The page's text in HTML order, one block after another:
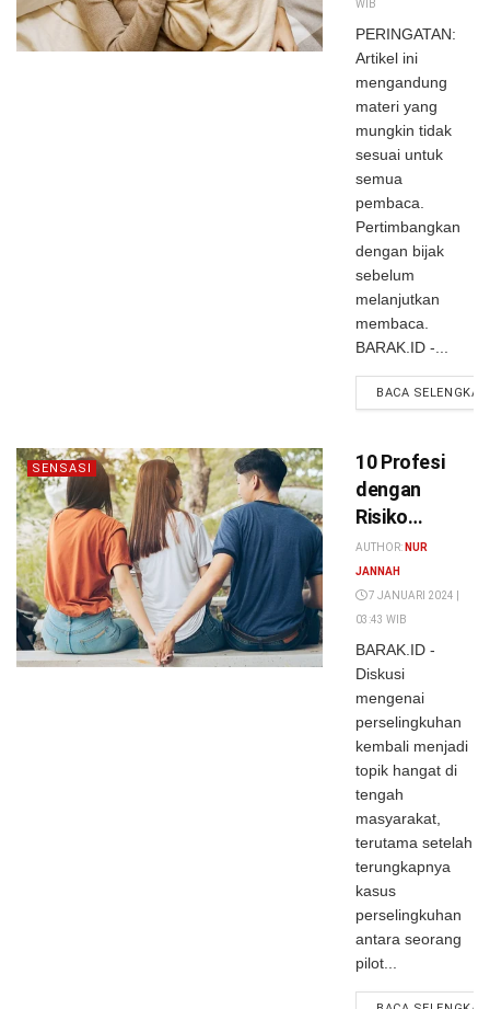
Klasik hingga
Gunting
WIB
PERINGATAN:
Artikel ini
mengandung
materi yang
mungkin tidak
sesuai untuk
semua
pembaca.
Pertimbangkan
dengan bijak
sebelum
melanjutkan
membaca.
BARAK.ID -...
BACA
SENSASI
10 Profesi
dengan
Risiko
Perselingkuhan
Tertinggi,
Sektor
Keuangan
Paling Atas
AUTHOR: NUR
JANNAH
7 JANUARI 2024 |
03:43 WIB
BARAK.ID -
Diskusi
mengenai
perselingkuhan
kembali menjadi
topik hangat di
tengah
masyarakat,
terutama setelah
terungkapnya
kasus
perselingkuhan
antara seorang
pilot...